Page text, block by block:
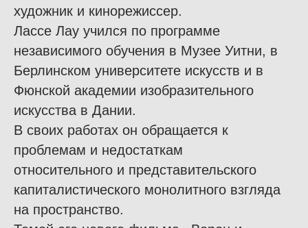
художник и кинорежиссер.
Лассе Лау учился по программе
независимого обучения в Музее Уитни, в
Берлинском университете искусств и в
Фюнской академии изобразительного
искусства в Дании.
В своих работах он обращается к
проблемам и недостаткам
относительного и представительского
капиталистического монолитного взгляда
на пространство.